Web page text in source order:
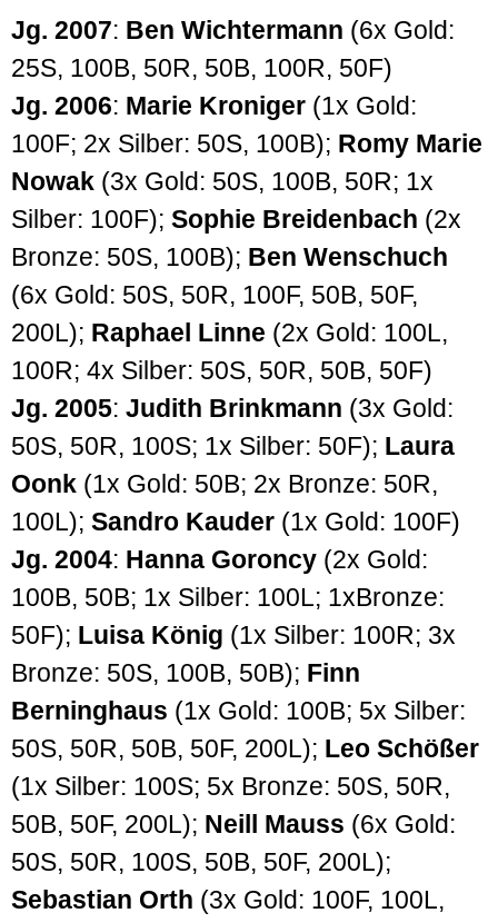
Jg. 2007: Ben Wichtermann (6x Gold:
25S, 100B, 50R, 50B, 100R, 50F)
Jg. 2006: Marie Kroniger (1x Gold:
100F; 2x Silber: 50S, 100B); Romy Marie
Nowak (3x Gold: 50S, 100B, 50R; 1x
Silber: 100F); Sophie Breidenbach (2x
Bronze: 50S, 100B); Ben Wenschuch
(6x Gold: 50S, 50R, 100F, 50B, 50F,
200L); Raphael Linne (2x Gold: 100L,
100R; 4x Silber: 50S, 50R, 50B, 50F)
Jg. 2005: Judith Brinkmann (3x Gold:
50S, 50R, 100S; 1x Silber: 50F); Laura
Oonk (1x Gold: 50B; 2x Bronze: 50R,
100L); Sandro Kauder (1x Gold: 100F)
Jg. 2004: Hanna Goroncy (2x Gold:
100B, 50B; 1x Silber: 100L; 1xBronze:
50F); Luisa König (1x Silber: 100R; 3x
Bronze: 50S, 100B, 50B); Finn
Berninghaus (1x Gold: 100B; 5x Silber:
50S, 50R, 50B, 50F, 200L); Leo Schößer
(1x Silber: 100S; 5x Bronze: 50S, 50R,
50B, 50F, 200L); Neill Mauss (6x Gold:
50S, 50R, 100S, 50B, 50F, 200L);
Sebastian Orth (3x Gold: 100F, 100L,